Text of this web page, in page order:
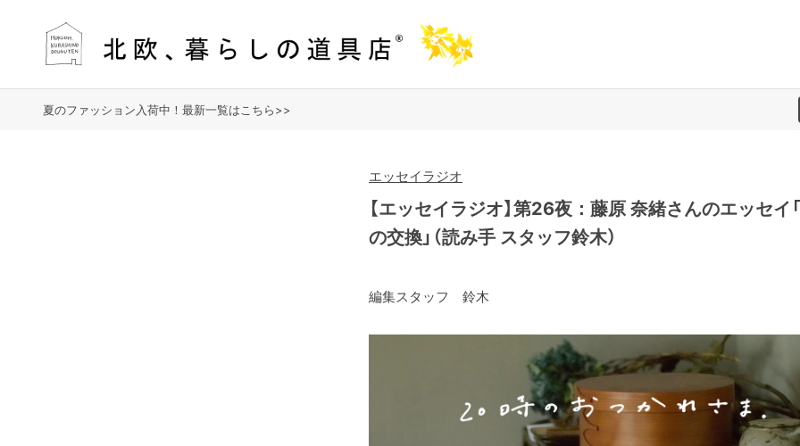
夏のファッション入荷中！最新一覧はこちら>>
エッセイラジオ
【エッセイラジオ】第26夜：藤原 奈緒さんのエッセイ
の交換」（読み手 スタッフ鈴木）
編集スタッフ 鈴木